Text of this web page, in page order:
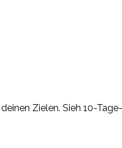
Zielen. Sieh 10-